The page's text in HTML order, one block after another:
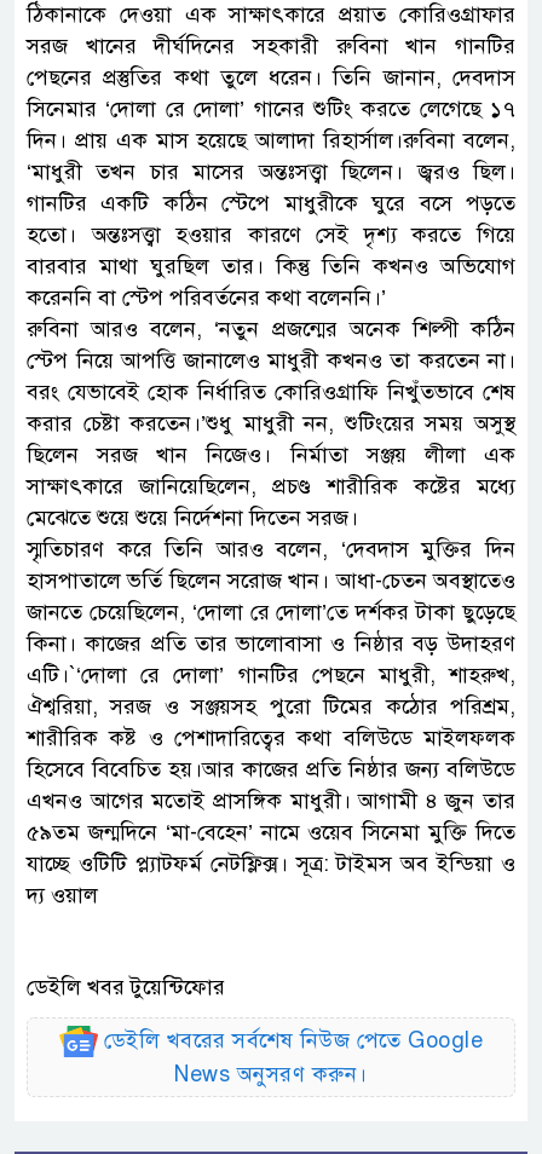
ঠিকানাকে দেওয়া এক সাক্ষাৎকারে প্রয়াত কোরিওগ্রাফার
সরজ খানের দীর্ঘদিনের সহকারী রুবিনা খান গানটির
পেছনের প্রস্তুতির কথা তুলে ধরেন। তিনি জানান, দেবদাস
সিনেমার ‘দোলা রে দোলা’ গানের শুটিং করতে লেগেছে ১৭
দিন। প্রায় এক মাস হয়েছে আলাদা রিহার্সাল।রুবিনা বলেন,
‘মাধুরী তখন চার মাসের অন্তঃসত্ত্বা ছিলেন। জ্বরও ছিল।
গানটির একটি কঠিন স্টেপে মাধুরীকে ঘুরে বসে পড়তে
হতো। অন্তঃসত্ত্বা হওয়ার কারণে সেই দৃশ্য করতে গিয়ে
বারবার মাথা ঘুরছিল তার। কিন্তু তিনি কখনও অভিযোগ
করেননি বা স্টেপ পরিবর্তনের কথা বলেননি।’
রুবিনা আরও বলেন, ‘নতুন প্রজন্মের অনেক শিল্পী কঠিন
স্টেপ নিয়ে আপত্তি জানালেও মাধুরী কখনও তা করতেন না।
বরং যেভাবেই হোক নির্ধারিত কোরিওগ্রাফি নিখুঁতভাবে শেষ
করার চেষ্টা করতেন।’শুধু মাধুরী নন, শুটিংয়ের সময় অসুস্থ
ছিলেন সরজ খান নিজেও। নির্মাতা সঞ্জয় লীলা এক
সাক্ষাৎকারে জানিয়েছিলেন, প্রচণ্ড শারীরিক কষ্টের মধ্যে
মেঝেতে শুয়ে শুয়ে নির্দেশনা দিতেন সরজ।
স্মৃতিচারণ করে তিনি আরও বলেন, ‘দেবদাস মুক্তির দিন
হাসপাতালে ভর্তি ছিলেন সরোজ খান। আধা-চেতন অবস্থাতেও
জানতে চেয়েছিলেন, ‘দোলা রে দোলা’তে দর্শকর টাকা ছুড়েছে
কিনা। কাজের প্রতি তার ভালোবাসা ও নিষ্ঠার বড় উদাহরণ
এটি।‍‍`‘দোলা রে দোলা’ গানটির পেছনে মাধুরী, শাহরুখ,
ঐশ্বরিয়া, সরজ ও সঞ্জয়সহ পুরো টিমের কঠোর পরিশ্রম,
শারীরিক কষ্ট ও পেশাদারিত্বের কথা বলিউডে মাইলফলক
হিসেবে বিবেচিত হয়।আর কাজের প্রতি নিষ্ঠার জন্য বলিউডে
এখনও আগের মতোই প্রাসঙ্গিক মাধুরী। আগামী ৪ জুন তার
৫৯তম জন্মদিনে ‘মা-বেহেন’ নামে ওয়েব সিনেমা মুক্তি দিতে
যাচ্ছে ওটিটি প্ল্যাটফর্ম নেটফ্লিক্স। সূত্র: টাইমস অব ইন্ডিয়া ও
দ্য ওয়াল
ডেইলি খবর টুয়েন্টিফোর
ডেইলি খবরের সর্বশেষ নিউজ পেতে Google
News অনুসরণ করুন।